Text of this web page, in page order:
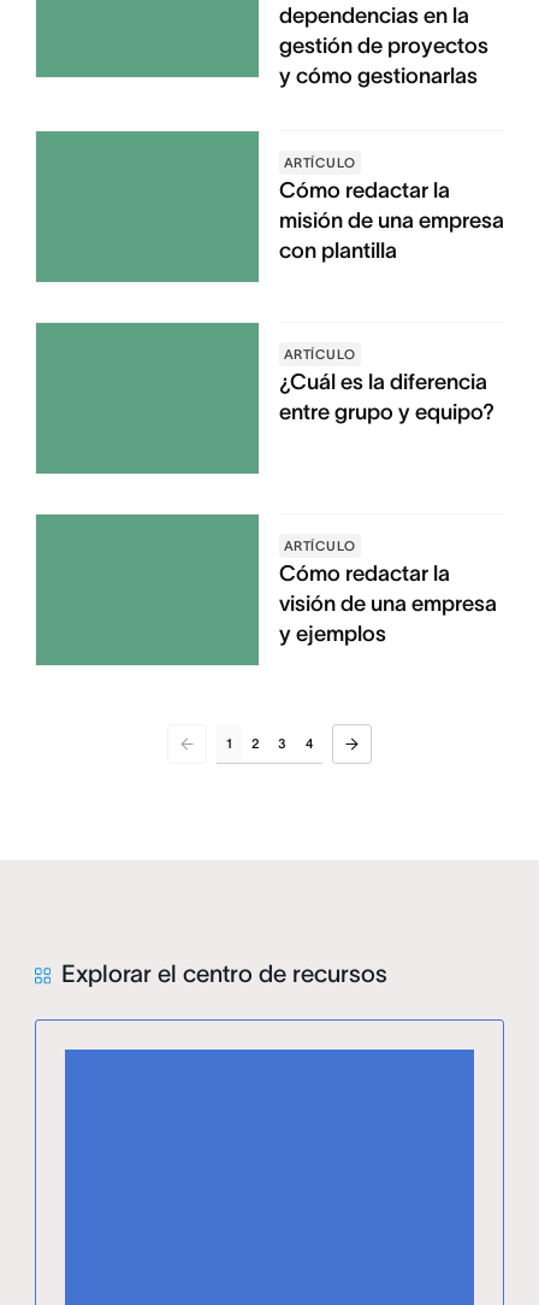
dependencias en la
gestión de proyectos
y cómo gestionarlas
ARTÍCULO
Cómo redactar la
misión de una empresa
con plantilla
ARTÍCULO
¿Cuál es la diferencia
entre grupo y equipo?
ARTÍCULO
Cómo redactar la
visión de una empresa
y ejemplos
1 2 3 4
Explorar el centro de recursos